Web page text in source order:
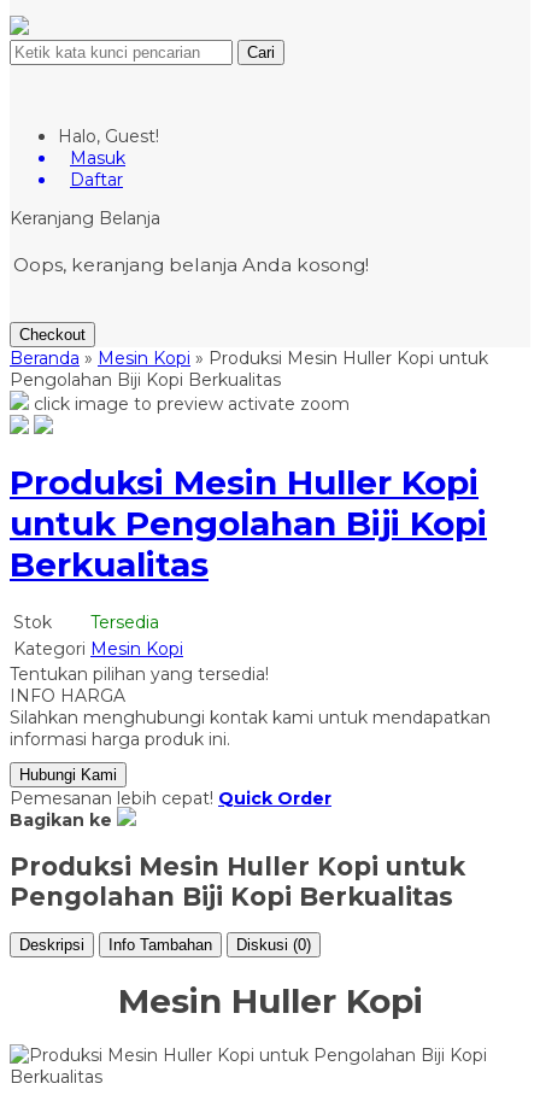
Cari
Halo, Guest!
Masuk
Daftar
Keranjang Belanja
Oops, keranjang belanja Anda kosong!
Checkout
Beranda » Mesin Kopi » Produksi Mesin Huller Kopi untuk
Pengolahan Biji Kopi Berkualitas
click image to preview activate zoom
Produksi Mesin Huller Kopi
untuk Pengolahan Biji Kopi
Berkualitas
Stok
Tersedia
Kategori Mesin Kopi
Tentukan pilihan yang tersedia!
INFO HARGA
Silahkan menghubungi kontak kami untuk mendapatkan
informasi harga produk ini.
Hubungi Kami
Pemesanan lebih cepat! Quick Order
Bagikan ke
Produksi Mesin Huller Kopi untuk
Pengolahan Biji Kopi Berkualitas
Deskripsi Info Tambahan Diskusi (0)
Mesin Huller Kopi